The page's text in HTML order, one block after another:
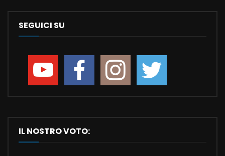
SEGUICI SU
IL NOSTRO VOTO: